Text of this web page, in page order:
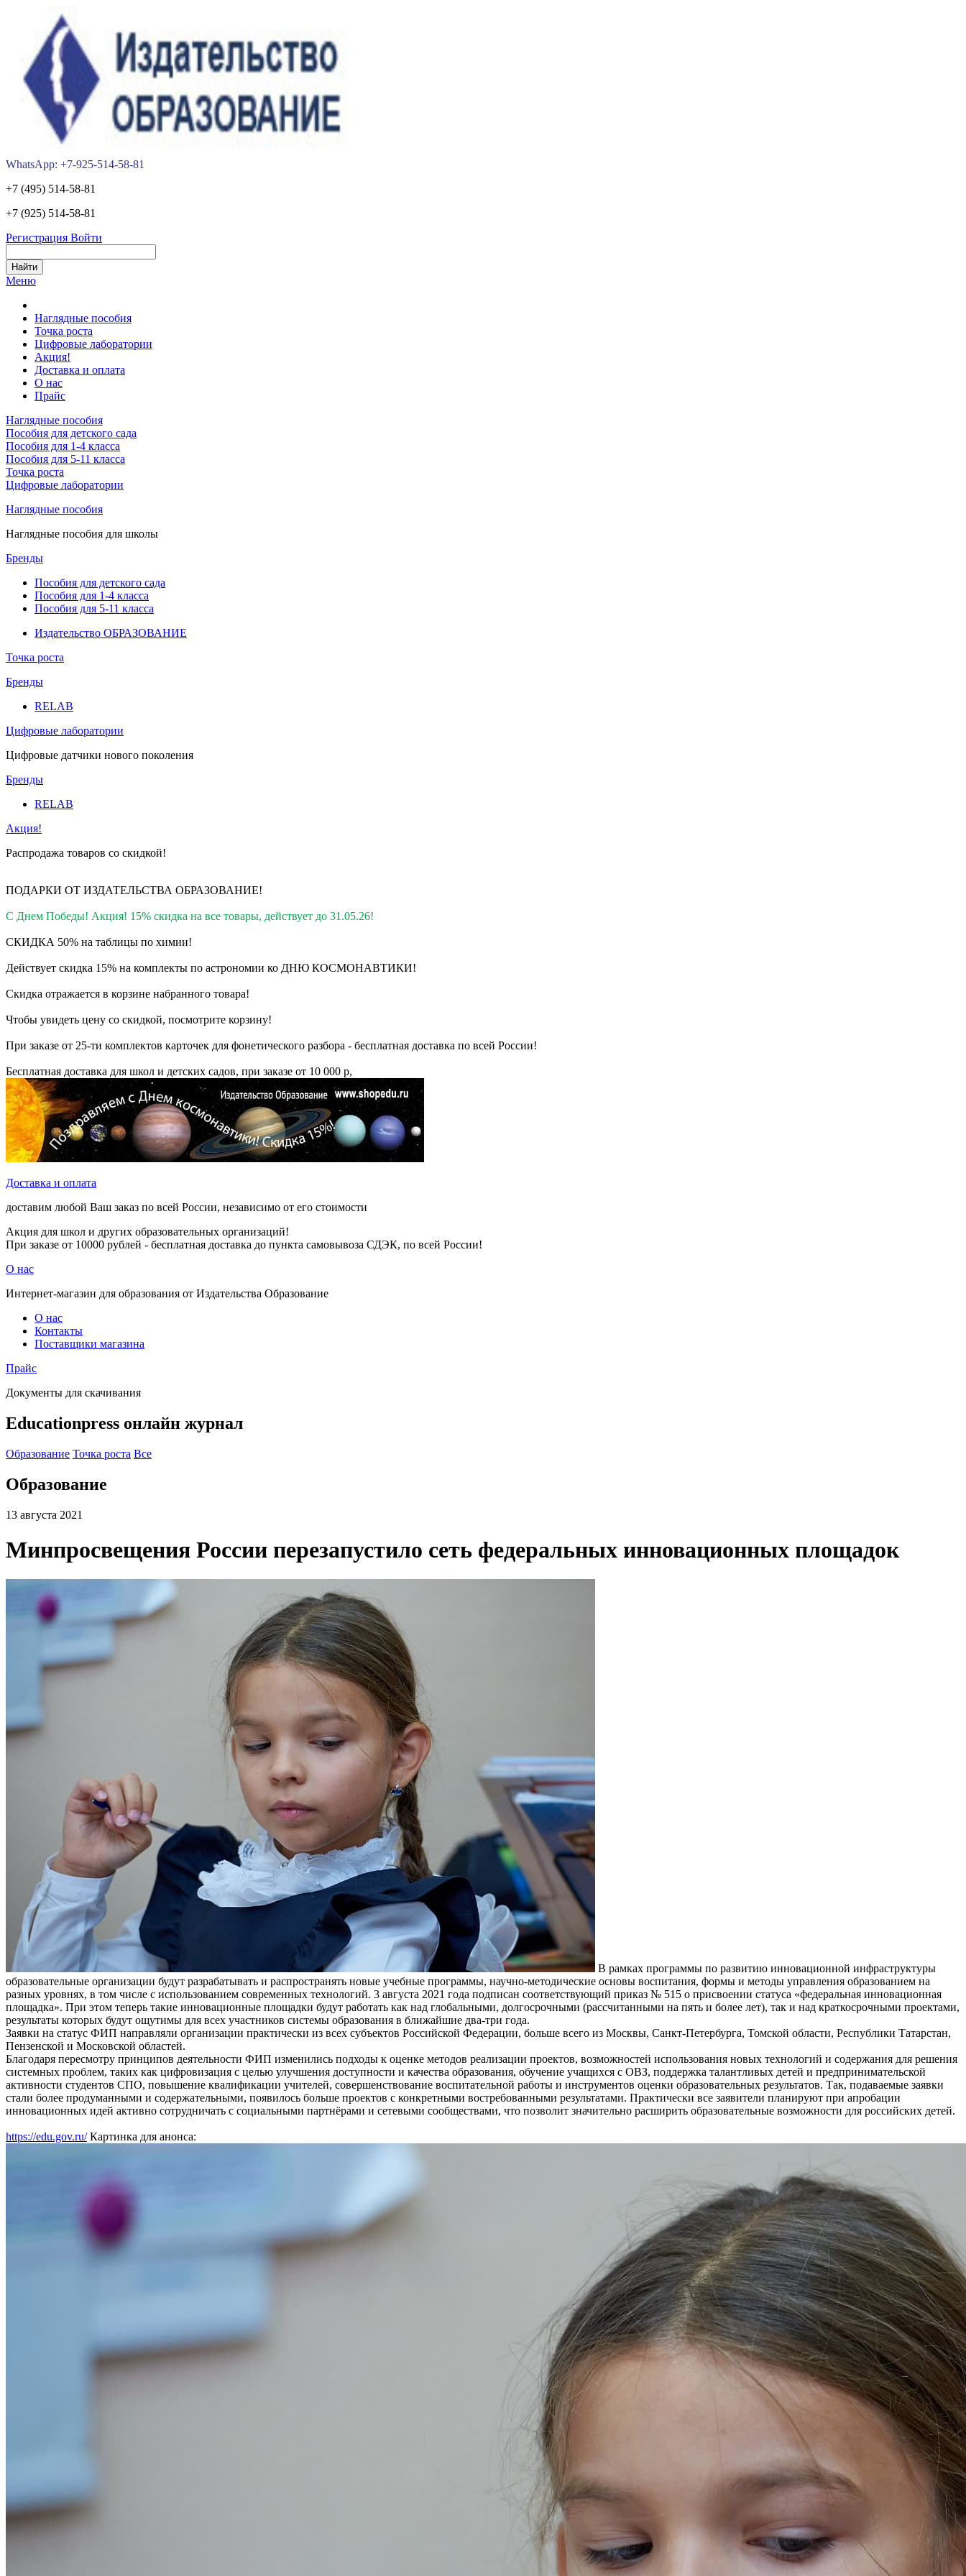
WhatsApp: +7-925-514-58-81
+7 (495) 514-58-81
+7 (925) 514-58-81
Регистрация Войти
Меню
Наглядные пособия
Точка роста
Цифровые лаборатории
Акция!
Доставка и оплата
О нас
Прайс
Наглядные пособия
Пособия для детского сада
Пособия для 1-4 класса
Пособия для 5-11 класса
Точка роста
Цифровые лаборатории
Наглядные пособия
Наглядные пособия для школы
Бренды
Пособия для детского сада
Пособия для 1-4 класса
Пособия для 5-11 класса
Издательство ОБРАЗОВАНИЕ
Точка роста
Бренды
RELAB
Цифровые лаборатории
Цифровые датчики нового поколения
Бренды
RELAB
Акция!
Распродажа товаров со скидкой!
ПОДАРКИ ОТ ИЗДАТЕЛЬСТВА ОБРАЗОВАНИЕ!
С Днем Победы! Акция! 15% скидка на все товары, действует до 31.05.26!
СКИДКА 50% на таблицы по химии!
Действует скидка 15% на комплекты по астрономии ко ДНЮ КОСМОНАВТИКИ!
Скидка отражается в корзине набранного товара!
Чтобы увидеть цену со скидкой, посмотрите корзину!
При заказе от 25-ти комплектов карточек для фонетического разбора - бесплатная доставка по всей России!
Бесплатная доставка для школ и детских садов, при заказе от 10 000 р,
Доставка и оплата
доставим любой Ваш заказ по всей России, независимо от его стоимости
Акция для школ и других образовательных организаций!
При заказе от 10000 рублей - бесплатная доставка до пункта самовывоза СДЭК, по всей России!
О нас
Интернет-магазин для образования от Издательства Образование
О нас
Контакты
Поставщики магазина
Прайс
Документы для скачивания
Educationpress онлайн журнал
Образование Точка роста Все
Образование
13 августа 2021
Минпросвещения России перезапустило сеть федеральных инновационных площадок
В рамках программы по развитию инновационной инфраструктуры
образовательные организации будут разрабатывать и распространять новые учебные программы, научно-методические основы воспитания, формы и методы управления образованием на
разных уровнях, в том числе с использованием современных технологий. 3 августа 2021 года подписан соответствующий приказ № 515 о присвоении статуса «федеральная инновационная
площадка». При этом теперь такие инновационные площадки будут работать как над глобальными, долгосрочными (рассчитанными на пять и более лет), так и над краткосрочными проектами,
результаты которых будут ощутимы для всех участников системы образования в ближайшие два-три года.
Заявки на статус ФИП направляли организации практически из всех субъектов Российской Федерации, больше всего из Москвы, Санкт-Петербурга, Томской области, Республики Татарстан,
Пензенской и Московской областей.
Благодаря пересмотру принципов деятельности ФИП изменились подходы к оценке методов реализации проектов, возможностей использования новых технологий и содержания для решения
системных проблем, таких как цифровизация с целью улучшения доступности и качества образования, обучение учащихся с ОВЗ, поддержка талантливых детей и предпринимательской
активности студентов СПО, повышение квалификации учителей, совершенствование воспитательной работы и инструментов оценки образовательных результатов. Так, подаваемые заявки
стали более продуманными и содержательными, появилось больше проектов с конкретными востребованными результатами. Практически все заявители планируют при апробации
инновационных идей активно сотрудничать с социальными партнёрами и сетевыми сообществами, что позволит значительно расширить образовательные возможности для российских детей.
https://edu.gov.ru/Картинка для анонса: